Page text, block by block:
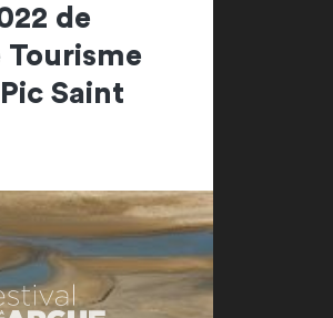
de
Tourisme
Saint